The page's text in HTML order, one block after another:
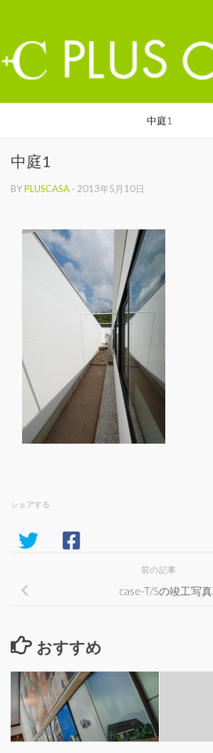
中庭1
中庭1
BYPLUSCASA · 2013年5月10日
シェアする
前の記事
case-T/Sの竣工写真
おすすめ